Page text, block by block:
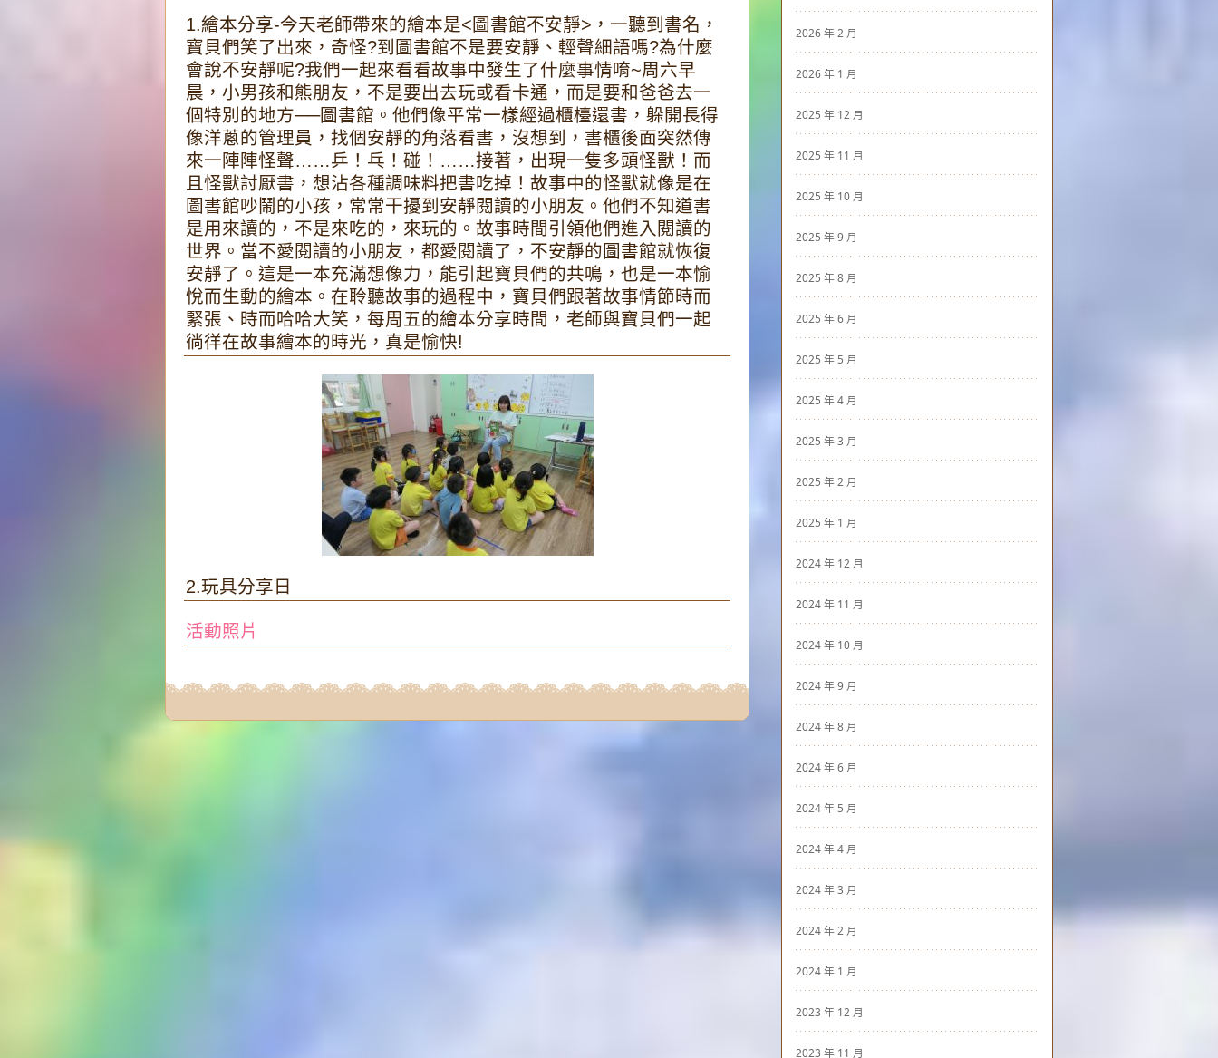
1.繪本分享-今天老師帶來的繪本是<圖書館不安靜>，一聽到書名，
寶貝們笑了出來，奇怪?到圖書館不是要安靜、輕聲細語嗎?為什麼
會說不安靜呢?我們一起來看看故事中發生了什麼事情唷~周六早
晨，小男孩和熊朋友，不是要出去玩或看卡通，而是要和爸爸去一
個特別的地方──圖書館。他們像平常一樣經過櫃檯還書，躲開長得
像洋蔥的管理員，找個安靜的角落看書，沒想到，書櫃後面突然傳
來一陣陣怪聲……乒！乓！碰！……接著，出現一隻多頭怪獸！而
且怪獸討厭書，想沾各種調味料把書吃掉！故事中的怪獸就像是在
圖書館吵鬧的小孩，常常干擾到安靜閱讀的小朋友。他們不知道書
是用來讀的，不是來吃的，來玩的。故事時間引領他們進入閱讀的
世界。當不愛閱讀的小朋友，都愛閱讀了，不安靜的圖書館就恢復
安靜了。這是一本充滿想像力，能引起寶貝們的共鳴，也是一本愉
悅而生動的繪本。在聆聽故事的過程中，寶貝們跟著故事情節時而
緊張、時而哈哈大笑，每周五的繪本分享時間，老師與寶貝們一起
徜徉在故事繪本的時光，真是愉快!
2.玩具分享日
活動照片
2026 年 2 月
2026 年 1 月
2025 年 12 月
2025 年 11 月
2025 年 10 月
2025 年 9 月
2025 年 8 月
2025 年 6 月
2025 年 5 月
2025 年 4 月
2025 年 3 月
2025 年 2 月
2025 年 1 月
2024 年 12 月
2024 年 11 月
2024 年 10 月
2024 年 9 月
2024 年 8 月
2024 年 6 月
2024 年 5 月
2024 年 4 月
2024 年 3 月
2024 年 2 月
2024 年 1 月
2023 年 12 月
2023 年 11 月